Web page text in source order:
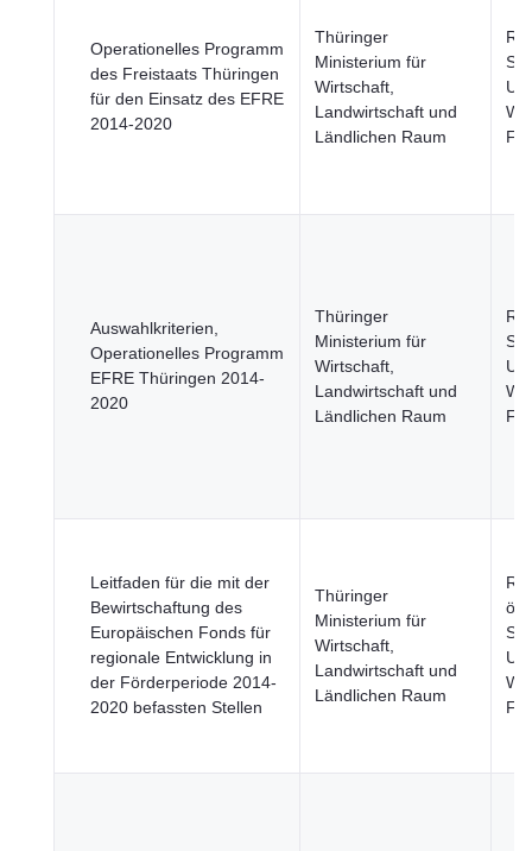
Operationelles Programm
des Freistaats Thüringen
für den Einsatz des EFRE
2014-2020
Thüringer
Ministerium für
Wirtschaft,
Landwirtschaft und
Ländlichen Raum
Auswahlkriterien,
Operationelles Programm
EFRE Thüringen 2014-
2020
Thüringer
Ministerium für
Wirtschaft,
Landwirtschaft und
Ländlichen Raum
Leitfaden für die mit der
Bewirtschaftung des
Europäischen Fonds für
regionale Entwicklung in
der Förderperiode 2014-
2020 befassten Stellen
Thüringer
Ministerium für
Wirtschaft,
Landwirtschaft und
Ländlichen Raum